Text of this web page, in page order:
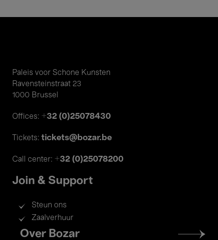
Paleis voor Schone Kunsten
Ravensteinstraat 23
1000 Brussel
Offices: +32 (0)25078430
Tickets: tickets@bozar.be
Call center: +32 (0)25078200
Join & Support
Steun ons
Zaalverhuur
Footer
menu
Over Bozar